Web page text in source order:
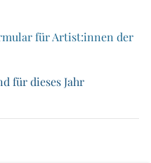
für Artist:innen der
für dieses Jahr